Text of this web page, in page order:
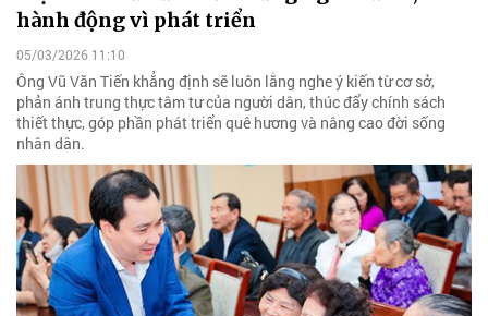
hành động vì phát triển
05/03/2026 11:10
Ông Vũ Văn Tiến khẳng định sẽ luôn lắng nghe ý kiến từ cơ sở,
phản ánh trung thực tâm tư của người dân, thúc đẩy chính sách
thiết thực, góp phần phát triển quê hương và nâng cao đời sống
nhân dân.